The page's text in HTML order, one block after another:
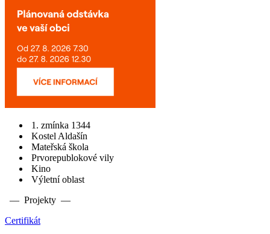
1. zmínka 1344
Kostel Aldašín
Mateřská škola
Prvorepublokové vily
Kino
Výletní oblast
— Projekty —
Certifikát